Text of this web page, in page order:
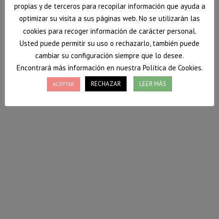
propias y de terceros para recopilar información que ayuda a
optimizar su visita a sus páginas web. No se utilizarán las
cookies para recoger información de carácter personal.
Usted puede permitir su uso o rechazarlo, también puede
cambiar su configuración siempre que lo desee.
Encontrará más información en nuestra Política de Cookies.
ACEPTAR RECHAZAR LEER MÁS